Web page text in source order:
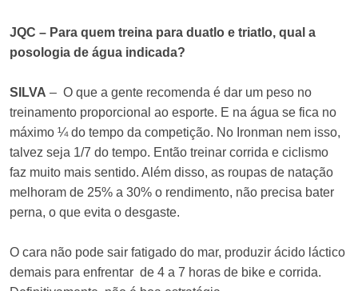
JQC – Para quem treina para duatlo e triatlo, qual a
posologia de água indicada?
SILVA – O que a gente recomenda é dar um peso no
treinamento proporcional ao esporte. E na água se fica no
máximo ¼ do tempo da competição. No Ironman nem isso,
talvez seja 1/7 do tempo. Então treinar corrida e ciclismo
faz muito mais sentido. Além disso, as roupas de natação
melhoram de 25% a 30% o rendimento, não precisa bater
perna, o que evita o desgaste.
O cara não pode sair fatigado do mar, produzir ácido láctico
demais para enfrentar de 4 a 7 horas de bike e corrida.